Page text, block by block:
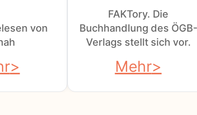
von
FAKTory. Die
Buchhandlung des ÖGB-
Verlags stellt sich vor.
Mehr